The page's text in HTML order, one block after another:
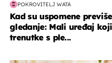
POKROVITELJ WATA
Kad su uspomene
gledanje: Mali uređaj
trenutke s ple...